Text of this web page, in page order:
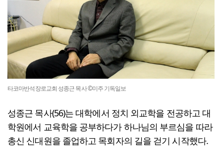
타코마반석장로교회 성종근 목사 ©미주 기독일보
성종근 목사(56)는 대학에서 정치 외교학을 전공하고 대
학원에서 교육학을 공부하다가 하나님의 부르심을 따라
총신 신대원을 졸업하고 목회자의 길을 걷기 시작했다.